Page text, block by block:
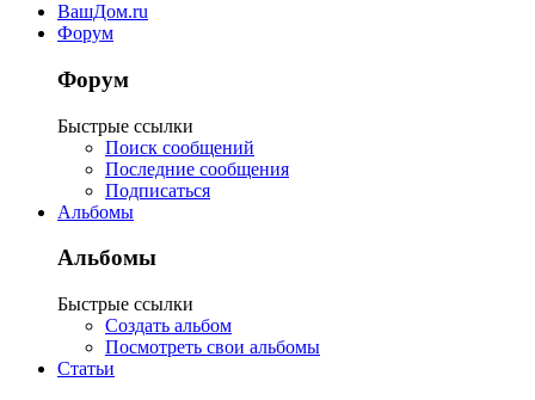
ВашДом.ru
Форум
Форум
Быстрые ссылки
Поиск сообщений
Последние сообщения
Подписаться
Альбомы
Альбомы
Быстрые ссылки
Создать альбом
Посмотреть свои альбомы
Статьи